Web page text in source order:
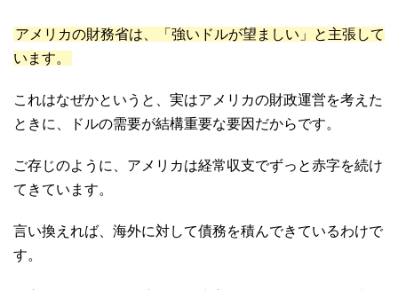
アメリカの財務省は、「強いドルが望ましい」と主張して
います。
これはなぜかというと、実はアメリカの財政運営を考えた
ときに、ドルの需要が結構重要な要因だからです。
ご存じのように、アメリカは経常収支でずっと赤字を続け
てきています。
言い換えれば、海外に対して債務を積んできているわけで
す。